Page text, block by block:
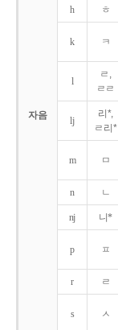
자음
h ㅎ
k ㅋ
l
ㄹ,
ㄹㄹ
lj
리*,
ㄹ리*
m ㅁ
n ㄴ
nj 니*
p ㅍ
r ㄹ
s ㅅ